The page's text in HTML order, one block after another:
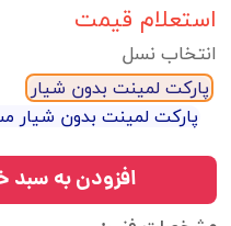
استعلام قیمت
انتخاب نسل
پارکت لمینت بدون شیار
پارکت لمینت بدون شیار
افزودن به سبد